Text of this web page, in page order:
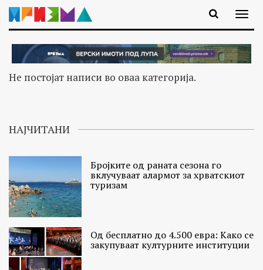
Не постојат написи во оваа категорија.
НАЈЧИТАНИ
Бројките од раната сезона го
вклучуваат алармот за хрватскиот
туризам
Од бесплатно до 4.500 евра: Како се
закупуваат културните институции